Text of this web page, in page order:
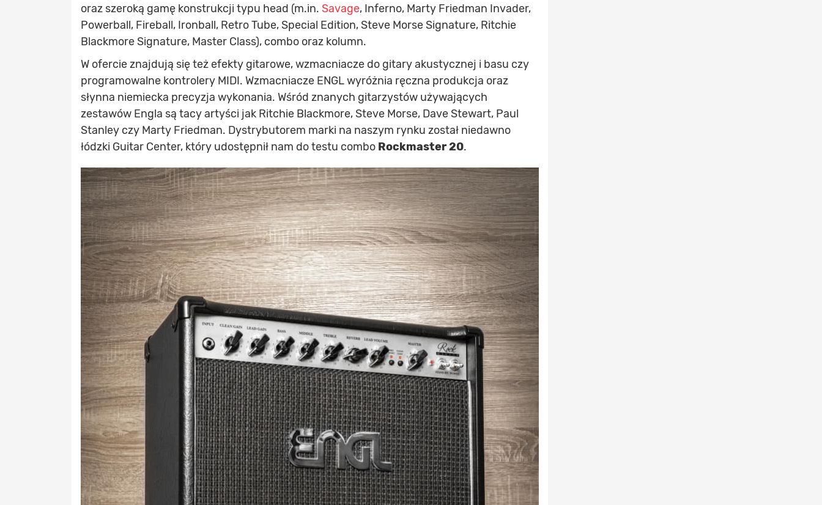
oraz szeroką gamę konstrukcji typu head (m.in. Savage, Inferno, Marty Friedman Invader,
Powerball, Fireball, Ironball, Retro Tube, Special Edition, Steve Morse Signature, Ritchie
Blackmore Signature, Master Class), combo oraz kolumn.
W ofercie znajdują się też efekty gitarowe, wzmacniacze do gitary akustycznej i basu czy
programowalne kontrolery MIDI. Wzmacniacze ENGL wyróżnia ręczna produkcja oraz
słynna niemiecka precyzja wykonania. Wśród znanych gitarzystów używających
zestawów Engla są tacy artyści jak Ritchie Blackmore, Steve Morse, Dave Stewart, Paul
Stanley czy Marty Friedman. Dystrybutorem marki na naszym rynku został niedawno
łódzki Guitar Center, który udostępnił nam do testu combo Rockmaster 20.